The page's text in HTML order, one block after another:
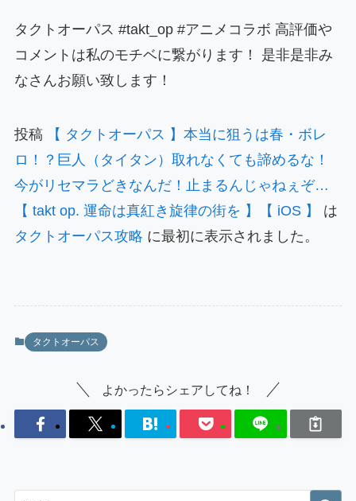
タクトオーパス #takt_op #アニメコラボ 高評価や
コメントは私のモチベに繋がります！ 是非是非み
なさんお願い致します！
投稿
【 タクトオーパス 】本当に狙うは春・ボレ
ロ！？巨人（タイタン）取れなくても諦めるな！
今がリセマラどきなんだ！止まるんじゃねぇぞ…
【 takt op. 運命は真紅き旋律の街を 】【 iOS 】
は
タクトオーパス攻略 に最初に表示されました。
タクトオーパス
よかったらシェアしてね！